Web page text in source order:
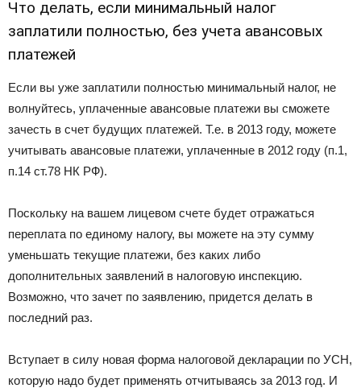
Что делать, если минимальный налог
заплатили полностью, без учета авансовых
платежей
Если вы уже заплатили полностью минимальный налог, не
волнуйтесь, уплаченные авансовые платежи вы сможете
зачесть в счет будущих платежей. Т.е. в 2013 году, можете
учитывать авансовые платежи, уплаченные в 2012 году (п.1,
п.14 ст.78 НК РФ).
Поскольку на вашем лицевом счете будет отражаться
переплата по единому налогу, вы можете на эту сумму
уменьшать текущие платежи, без каких либо
дополнительных заявлений в налоговую инспекцию.
Возможно, что зачет по заявлению, придется делать в
последний раз.
Вступает в силу новая форма налоговой декларации по УСН,
которую надо будет применять отчитываясь за 2013 год. И